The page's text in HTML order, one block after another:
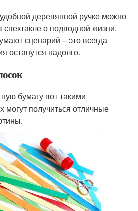
деревянной ручке можно
спектакле о подводной жизни.
сценарий – это всегда
останутся надолго.
бумагу вот такими
могут получиться отличные